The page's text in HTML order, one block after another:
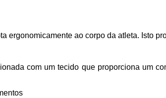
ergonomicamente ao corpo da atleta. Isto
com um tecido que proporciona um